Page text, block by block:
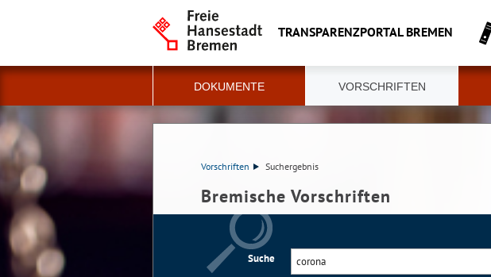
TRANSPARENZPORTAL BREMEN
DOKUMENTE VORSCHRIFTEN
Vorschriften Suchergebnis
Bremische Vorschriften
Suche